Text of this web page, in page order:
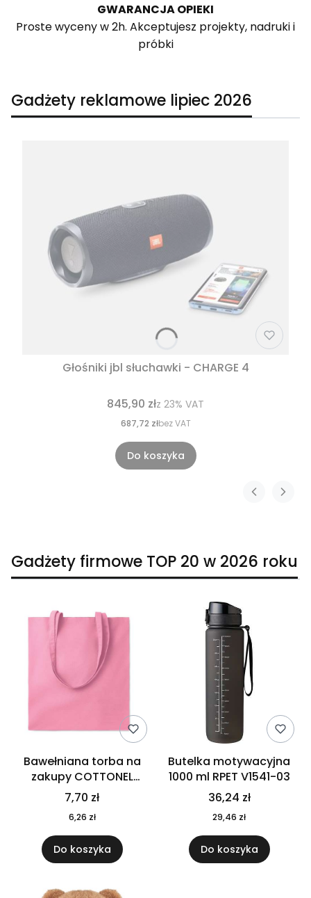
GWARANCJA OPIEKI
Proste wyceny w 2h. Akceptujesz projekty, nadruki i
próbki
Gadżety reklamowe lipiec 2026
Głośniki jbl słuchawki - CHARGE 4
845,90 złz 23% VAT
687,72 złbez VAT
Do koszyka
Gadżety firmowe TOP 20 w 2026 roku
Bawełniana torba na
zakupy COTTONEL
COLOUR++ MO9846-11
7,70 zł
6,26 zł
Do koszyka
Butelka motywacyjna
1000 ml RPET V1541-03
36,24 zł
29,46 zł
Do koszyka